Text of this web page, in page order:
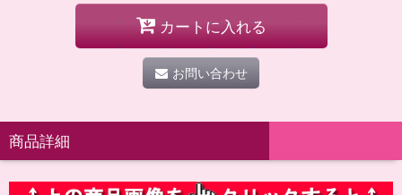
カートに入れる
お問い合わせ
商品詳細